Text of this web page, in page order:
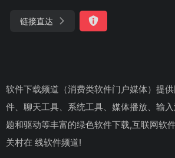
链接直达
软件下载频道（消费类软件门户媒体）提
件、聊天工具、系统工具、媒体播放、输
题和驱动等丰富的绿色软件下载,互联网软
关村在 线软件频道!